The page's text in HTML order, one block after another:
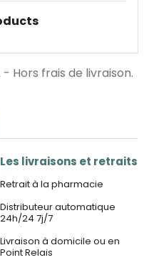
Hors frais de livraison.
Les livraisons et retraits
Retrait à la pharmacie
Distributeur automatique
24h/24 7j/7
Livraison à domicile ou en
Point Relais